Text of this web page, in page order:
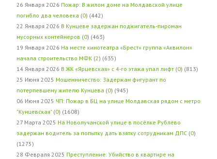
26 Января 2026 Пожар: В жилом доме на Молдавской улице
погибло два человека (0) (442)
22 Января 2026 В Кунцеве задержан поджигатель-пироман
мусорных контейнеров (0) (463)
19 Января 2026 На месте кинотеатра «Брест» группа «Аквилон»
начала строительство МФК (2) (635)
14 Января 2026 В ЖК «Ярцевская» с 4-го этажа упал лифт (0) (813)
25 Июня 2025 Мошенничество: Задержан фигурант по
потерпевшему жителю Кунцева (0) (945)
06 Июня 2025 ЧП: Пожар в БЦ на улице Молдавская рядом с метро
"Кунцевская" (0) (1608)
27 Марта 2025 На Новолучанской улице в посёлке Рублёво
задержан водитель за попытку дать взятку сотрудникам ДПС (0)
(1275)
28 Февраля 2025 Преступление: Убийство в квартире на